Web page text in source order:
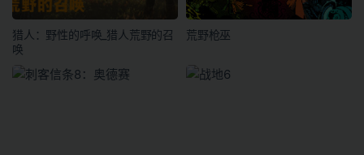
猎人：野性的呼唤_猎人荒野的召
唤
荒野枪巫